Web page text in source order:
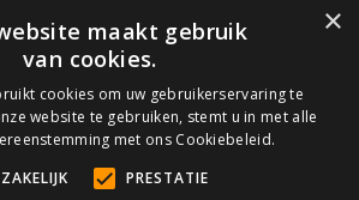
zijn in
met een extra effect,
volgende blog eens door:
impregneren?”
×
maakt gebruik
van cookies.
cookies om uw gebruikerservaring te
website te gebruiken, stemt u in met alle
met ons Cookiebeleid.
PRESTATIE